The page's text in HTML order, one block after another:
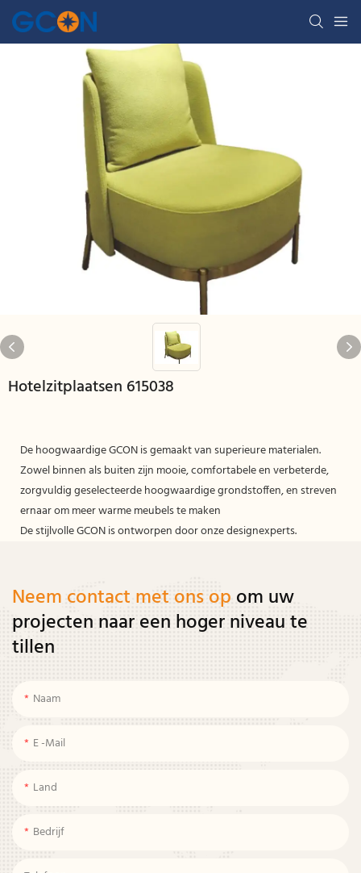
Hotelzitplaatsen 615038
De hoogwaardige GCON is gemaakt van superieure materialen.
Zowel binnen als buiten zijn mooie, comfortabele en verbeterde,
zorgvuldig geselecteerde hoogwaardige grondstoffen, en streven
ernaar om meer warme meubels te maken
De stijlvolle GCON is ontworpen door onze designexperts.
Neem contact met ons op om uw
projecten naar een hoger niveau te
tillen
Naam
E -mail
Land
Bedrijf